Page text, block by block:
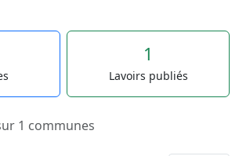
1
Lavoirs publiés
1 communes